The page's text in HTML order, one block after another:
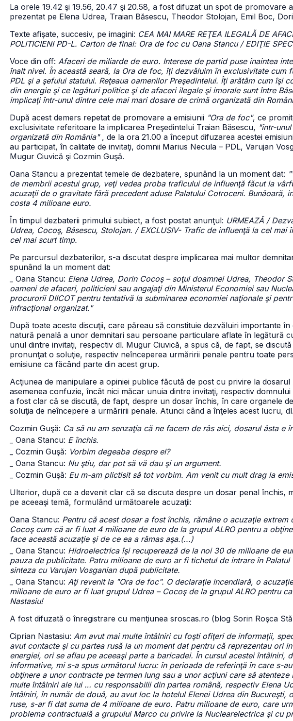
La orele 19.42 şi 19.56, 20.47 şi 20.58, a fost difuzat un spot de promovare
prezentat pe Elena Udrea, Traian Băsescu, Theodor Stolojan, Emil Boc,
Texte afişate, succesiv, pe imagini: CEA MAI MARE REŢEA ILEGALĂ DE
POLITICIENI PD-L. Carton de final: Ora de foc cu Oana Stancu / EDIŢIE
Voce din off: Afaceri de miliarde de euro. Interese de partid puse înaintea
înalt nivel. În această seară, la Ora de foc, îţi dezvăluim în exclusivitate cum
PDL şi a şefului statului. Reţeaua oamenilor Preşedintelui. Îţi arătăm cum îşi
din energie şi ce legături politice şi de afaceri ilegale şi imorale sunt între
implicaţi într-unul dintre cele mai mari dosare de crimă organizată din
După acest demers repetat de promovare a emisiunii "Ora de foc", ce
exclusivitate referitoare la implicarea Preşedintelui Traian Băsescu, "într-
organizată din România", de la ora 21.00 a început difuzarea acestei
au participat, în calitate de invitaţi, domnii Marius Necula – PDL, Varujan
Mugur Ciuvică şi Cozmin Guşă.
Oana Stancu a prezentat temele de dezbatere, spunând la un moment dat:
de membrii acestui grup, veţi vedea proba traficului de influenţă făcut la
acuzaţii de o gravitate fără precedent aduse Palatului Cotroceni. Bunăoară,
costa 4 milioane euro.
În timpul dezbaterii primului subiect, a fost postat anunţul: URMEAZĂ /
Udrea, Cocoş, Băsescu, Stolojan. / EXCLUSIV- Trafic de influenţă la cel mai
cel mai scurt timp.
Pe parcursul dezbaterilor, s-a discutat despre implicarea mai multor
spunând la un moment dat:
_ Oana Stancu: Elena Udrea, Dorin Cocoş – soţul doamnei Udrea, Theodor
oameni de afaceri, politicieni sau angajaţi din Ministerul Economiei sau
procurorii DIICOT pentru tentativă la subminarea economiei naţionale şi
infracţional organizat."
După toate aceste discuţii, care păreau să constituie dezvăluiri importante
natură penală a unor demnitari sau persoane particulare aflate în legătură
unul dintre invitaţi, respectiv dl. Mugur Ciuvică, a spus că, de fapt, se
pronunţat o soluţie, respectiv neînceperea urmăririi penale pentru toate
emisiune ca făcând parte din acest grup.
Acţiunea de manipulare a opiniei publice făcută de post cu privire la
asemenea confuzie, încât nici măcar unuia dintre invitaţi, respectiv
a fost clar că se discută, de fapt, despre un dosar închis, în care organele
soluţia de neîncepere a urmăririi penale. Atunci când a înţeles acest lucru,
Cozmin Guşă: Ca să nu am senzaţia că ne facem de râs aici, dosarul ăsta e
_ Oana Stancu: E închis.
_ Cozmin Guşă: Vorbim degeaba despre el?
_ Oana Stancu: Nu ştiu, dar pot să vă dau şi un argument.
_ Cozmin Guşă: Eu m-am plictisit să tot vorbim. Am venit cu mult drag la
Ulterior, după ce a devenit clar că se discuta despre un dosar penal închis,
pe aceeaşi temă, formulând următoarele acuzaţii:
Oana Stancu: Pentru că acest dosar a fost închis, rămâne o acuzaţie
Cocoş cum că ar fi luat 4 milioane de euro de la grupul ALRO pentru a
face această acuzaţie şi de ce ea a rămas aşa.(...)
_ Oana Stancu: Hidroelectrica îşi recuperează de la noi 30 de milioane de
pauza de publicitate. Patru milioane de euro ar fi tichetul de intrare în
sinteza cu Varujan Vosganian după publicitate.
_ Oana Stancu: Aţi revenit la "Ora de foc". O declaraţie incendiară, o
milioane de euro ar fi luat grupul Udrea – Cocoş de la grupul ALRO pentru
Nastasiu!
A fost difuzată o înregistrare cu menţiunea sroscas.ro (blog Sorin Roşca
Ciprian Nastasiu: Am avut mai multe întâlniri cu foşti ofiţeri de informaţii,
avut contacte şi cu partea rusă la un moment dat pentru că reprezentau ori
energiei, ori se aflau pe aceeaşi parte a baricadei. În cursul acestei întâlniri,
informative, mi s-a spus următorul lucru: în perioada de referinţă în care s-
obţinere a unor contracte pe termen lung sau a unor acţiuni care să
multe întâlniri ale lui … cu responsabilii din partea română, respectiv Elena
întâlniri, în număr de două, au avut loc la hotelul Elenei Udrea din Bucureşti,
ruse, s-ar fi dat suma de 4 milioane de euro. Patru milioane de euro, care
problema contractuală a grupului Marco cu privire la Nuclearelectrica şi cu